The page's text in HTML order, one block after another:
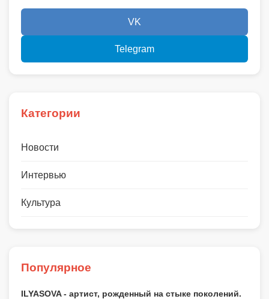
VK
Telegram
Категории
Новости
Интервью
Культура
Популярное
ILYASOVA - артист, рожденный на стыке поколений.